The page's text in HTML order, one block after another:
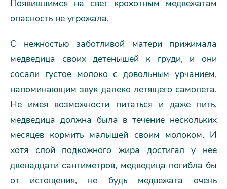
Появившимся на свет крохотным медвежатам
опасность не угрожала.
С нежностью заботливой матери прижимала
медведица своих детенышей к груди, и они
сосали густое молоко с довольным урчанием,
напоминающим звук далеко летящего самолета.
Не имея возможности питаться и даже пить,
медведица должна была в течение нескольких
месяцев кормить малышей своим молоком. И
хотя слой подкожного жира достигал у нее
двенадцати сантиметров, медведица погибла бы
от истощения, не будь медвежата очень